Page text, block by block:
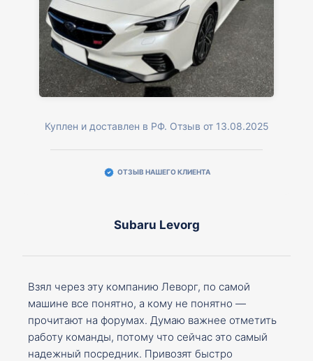
Куплен и доставлен в РФ. Отзыв от 13.08.2025
ОТЗЫВ НАШЕГО КЛИЕНТА
Subaru Levorg
Взял через эту компанию Леворг, по самой
машине все понятно, а кому не понятно —
прочитают на форумах. Думаю важнее отметить
работу команды, потому что сейчас это самый
надежный посредник. Привозят быстро